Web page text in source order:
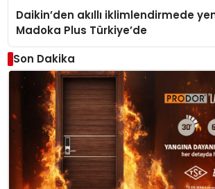
Daikin’den akıllı iklimlendirmede
Madoka Plus Türkiye’de
Son Dakika